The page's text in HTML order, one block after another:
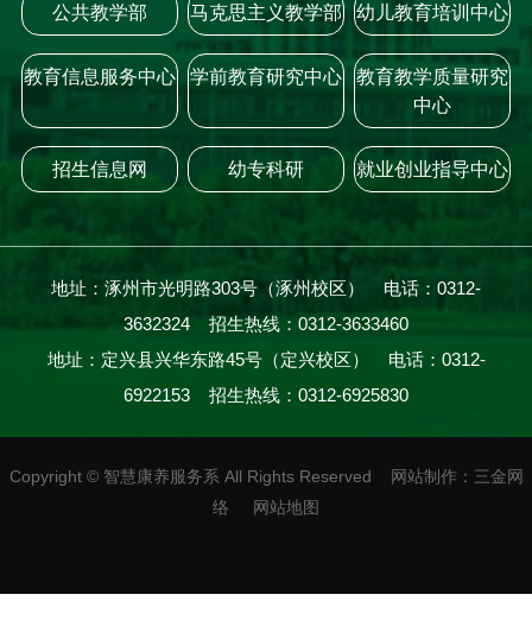
公共教学部 马克思主义教学部 幼儿教育培训中心
教育信息服务中心 学前教育研究中心
教育教学质量研究
中心
招生信息网 幼专科研 就业创业指导中心
地址：涿州市光明路303号（涿州校区） 电话：0312-
3632324 招生热线：0312-3633460
地址：定兴县兴华东路45号（定兴校区） 电话：0312-
6922153 招生热线：0312-6925830
Copyright ©智慧康养服务系 All Rights Reserved 网站制作： 三金网
络
网站地图